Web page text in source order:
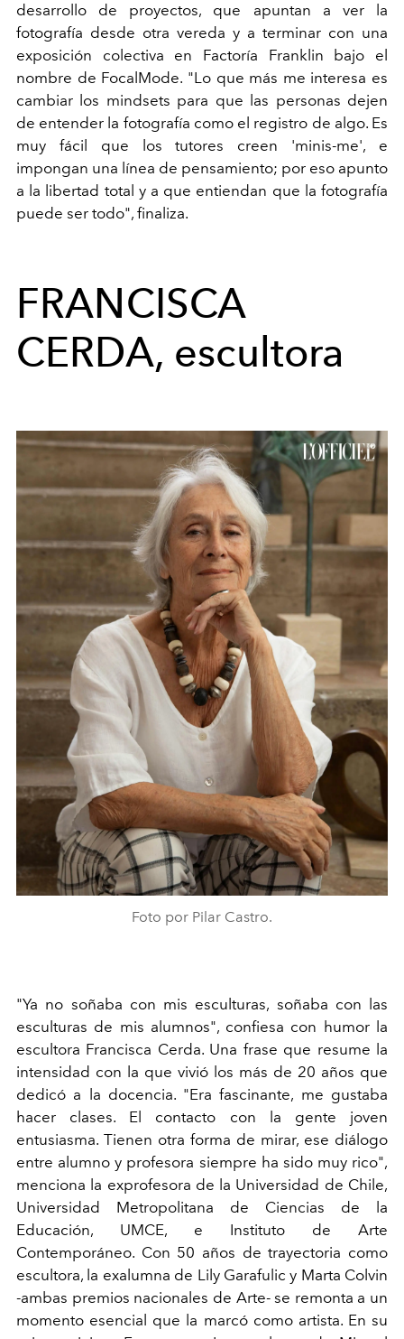
desarrollo de proyectos, que apuntan a ver la
fotografía desde otra vereda y a terminar con una
exposición colectiva en Factoría Franklin bajo el
nombre de FocalMode. "Lo que más me interesa es
cambiar los mindsets para que las personas dejen
de entender la fotografía como el registro de algo. Es
muy fácil que los tutores creen 'minis-me', e
impongan una línea de pensamiento; por eso apunto
a la libertad total y a que entiendan que la fotografía
puede ser todo", finaliza.
FRANCISCA
CERDA, escultora
Foto por Pilar Castro.
"Ya no soñaba con mis esculturas, soñaba con las
esculturas de mis alumnos", confiesa con humor la
escultora Francisca Cerda. Una frase que resume la
intensidad con la que vivió los más de 20 años que
dedicó a la docencia. "Era fascinante, me gustaba
hacer clases. El contacto con la gente joven
entusiasma. Tienen otra forma de mirar, ese diálogo
entre alumno y profesora siempre ha sido muy rico",
menciona la exprofesora de la Universidad de Chile,
Universidad Metropolitana de Ciencias de la
Educación, UMCE, e Instituto de Arte
Contemporáneo. Con 50 años de trayectoria como
escultora, la exalumna de Lily Garafulic y Marta Colvin
-ambas premios nacionales de Arte- se remonta a un
momento esencial que la marcó como artista. En su